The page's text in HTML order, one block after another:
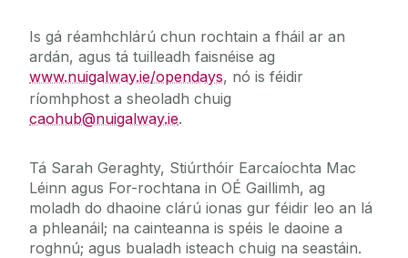
Is gá réamhchlárú chun rochtain a fháil ar an
ardán, agus tá tuilleadh faisnéise ag
www.nuigalway.ie/opendays, nó is féidir
ríomhphost a sheoladh chuig
caohub@nuigalway.ie.
Tá Sarah Geraghty, Stiúrthóir Earcaíochta Mac
Léinn agus For-rochtana in OÉ Gaillimh, ag
moladh do dhaoine clárú ionas gur féidir leo an lá
a phleanáil; na cainteanna is spéis le daoine a
roghnú; agus bualadh isteach chuig na seastáin.